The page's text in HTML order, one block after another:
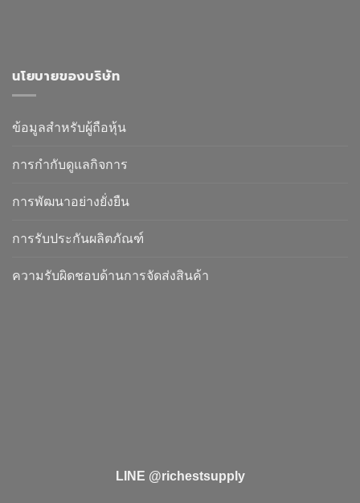
นโยบายของบริษัท
ข้อมูลสำหรับผู้ถือหุ้น
การกำกับดูแลกิจการ
การพัฒนาอย่างยั่งยืน
การรับประกันผลิตภัณฑ์
ความรับผิดชอบด้านการจัดส่งสินค้า
LINE @richestsupply